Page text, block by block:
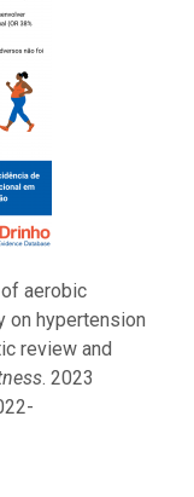
of aerobic
on hypertension
review and
. 2023